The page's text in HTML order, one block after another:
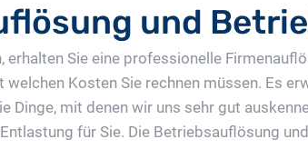
und
erhalten Sie eine professionelle
welchen Kosten Sie rechnen müssen. Es
Dinge, mit denen wir uns sehr gut
für Sie. Die Betriebsauflösung